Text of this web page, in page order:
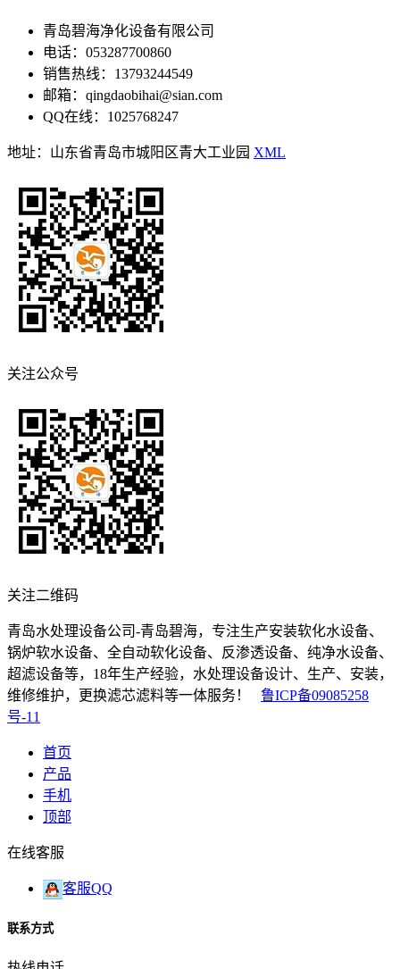
青岛碧海净化设备有限公司
电话：053287700860
销售热线：13793244549
邮箱：qingdaobihai@sian.com
QQ在线：1025768247
地址：山东省青岛市城阳区青大工业园 XML
关注公众号
关注二维码
青岛水处理设备公司-青岛碧海，专注生产安装软化水设备、
锅炉软水设备、全自动软化设备、反渗透设备、纯净水设备、
超滤设备等，18年生产经验，水处理设备设计、生产、安装，
维修维护，更换滤芯滤料等一体服务！ 鲁ICP备09085258
号-11
首页
产品
手机
顶部
在线客服
客服QQ
联系方式